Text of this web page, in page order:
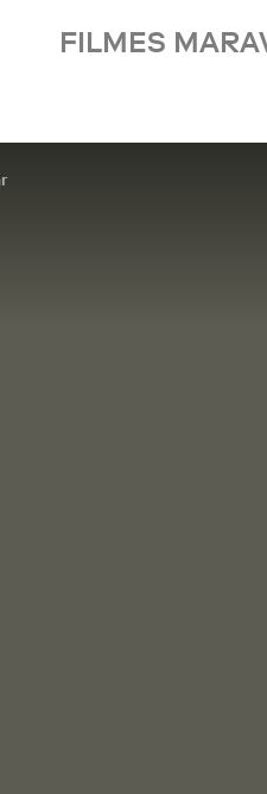
FILMES